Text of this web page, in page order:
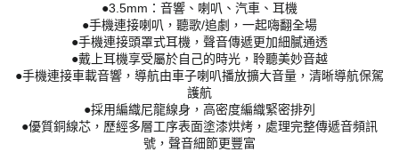
●3.5mm：音響、喇叭、汽車、耳機
●手機連接喇叭，聽歌/追劇，一起嗨翻全場
●手機連接頭罩式耳機，聲音傳遞更加細膩通透
●戴上耳機享受屬於自己的時光，聆聽美妙音越
●手機連接車載音響，導航由車子喇叭播放擴大音量，清晰導航保駕
護航
●採用編織尼龍線身，高密度編織緊密排列
●優質銅線芯，歷經多層工序表面塗漆烘烤，處理完整傳遞音頻訊
號，聲音細節更豐富